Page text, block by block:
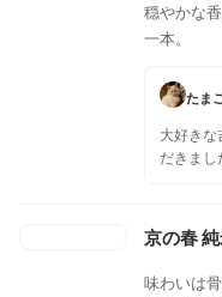
穏やかな
一本。
たま
大好きな
だきま
ち)」
に、さっ
京の春
味わいは